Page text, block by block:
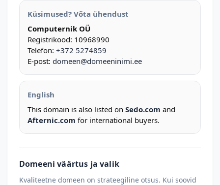
Küsimused? Võta ühendust
Computernik OÜ
Registrikood: 10968990
Telefon: +372 5274859
E-post: domeen@domeeninimi.ee
English
This domain is also listed on Sedo.com and
Afternic.com for international buyers.
Domeeni väärtus ja valik
Kvaliteetne domeen on strateegiline otsus. Kui soovid